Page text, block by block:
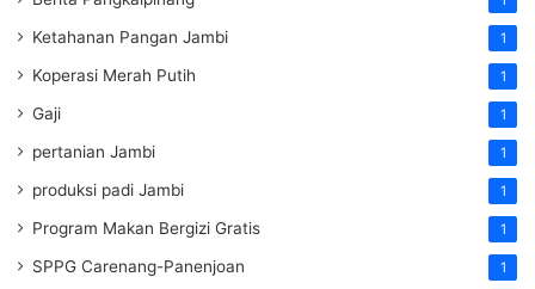
Ketahanan Pangan Jambi 1
Koperasi Merah Putih 1
Gaji 1
pertanian Jambi 1
produksi padi Jambi 1
Program Makan Bergizi Gratis 1
SPPG Carenang-Panenjoan 1